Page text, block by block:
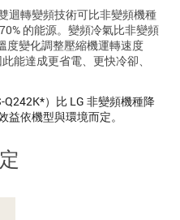
迴轉變頻技術可比非變頻機種
的能源。變頻冷氣比非變頻
度變化調整壓縮機運轉速度
能達成更省電、更快冷卻、
Q242K*）比 LG 非變頻機種降
益依機型與環境而定。